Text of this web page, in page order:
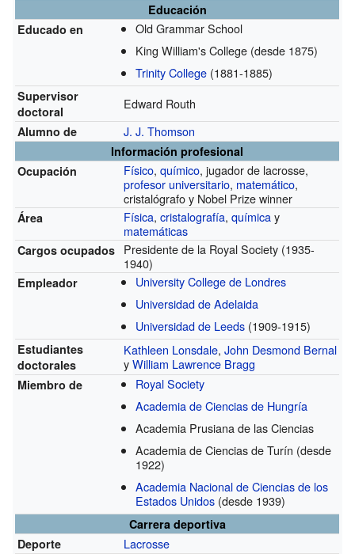
Educación
Educado en
Old Grammar School
King William's College (desde 1875)
Trinity College (1881-1885)
Supervisor
doctoral
Edward Routh
Alumno de J. J. Thomson
Información profesional
Ocupación
Físico,químico, jugador de lacrosse,
profesor universitario, matemático,
cristalógrafo y Nobel Prize winner
Área Física,cristalografía,químicay
matemáticas
Cargos ocupados Presidente de la Royal Society (1935-
1940)
Empleador
University College de Londres
Universidad de Adelaida
Universidad de Leeds (1909-1915)
Estudiantes
doctorales
Kathleen Lonsdale,John Desmond Bernal
yWilliam Lawrence Bragg
Miembro de
Royal Society
Academia de Ciencias de Hungría
Academia Prusiana de las Ciencias
Academia de Ciencias de Turín (desde
1922)
Academia Nacional de Ciencias de los
Estados Unidos (desde 1939)
Carrera deportiva
Deporte
Lacrosse